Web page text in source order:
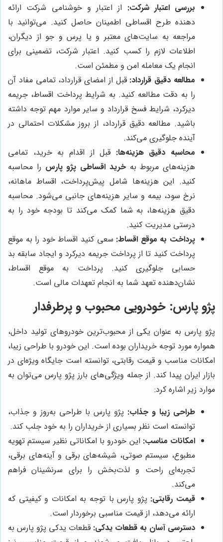
بررسی اعتبار شرکت: از اعتبار و خوشنامی شرکت ارائه
دهنده طرح اقساطی اطمینان حاصل کنید. می‌توانید با
مراجعه به سایت‌های معتبر و یا پرس و جو از دیگران،
اطلاعات لازم را کسب کنید. اعتبار شرکت، تضمینی برای
انجام یک معامله امن و مطمئن است.
مطالعه دقیق قرارداد: قبل از امضای قرارداد، تمامی مفاد آن
را به دقت مطالعه کنید. به شرایط پرداخت اقساط، جریمه
دیرکرد، شرایط فسخ قرارداد و سایر موارد مهم توجه داشته
باشید. مطالعه دقیق قرارداد، از بروز مشکلات احتمالی در
آینده جلوگیری می‌کند.
محاسبه دقیق هزینه‌ها: قبل از اقدام به خرید، تمامی
هزینه‌های مربوط بهخرید اقساطی پژو پارس را محاسبه
کنید. این هزینه‌ها شامل پیش‌پرداخت، اقساط ماهانه،
نرخ سود، بیمه و سایر هزینه‌های جانبی می‌شود. محاسبه
دقیق هزینه‌ها، به شما کمک می‌کند تا بودجه خود را به
درستی مدیریت کنید.
پرداخت به موقع اقساط: سعی کنید اقساط خود را به موقع
پرداخت کنید تا از پرداخت جریمه دیرکرد و ایجاد سابقه بد
حسابی جلوگیری کنید. پرداخت به موقع اقساط،
نشان‌دهنده تعهد شما به انجام تعهدات مالی است.
پژو پارس: خودرویی محبوب و پرطرفدار
پژو پارس به عنوان یکی از محبوب‌ترین خودروهای تولید داخل،
همواره مورد توجه خریداران بوده است. این خودرو با طراحی زیبا،
امکانات مناسب و قیمت رقابتی، توانسته است جایگاه ویژه‌ای در
بازار ایران پیدا کند. از جمله ویژگی‌های بارز پژو پارس می‌توان به
موارد زیر اشاره کرد:
طراحی زیبا و جذاب: پژو پارس با طراحی به‌روز و جذاب،
توانسته است نظر بسیاری از خریداران را به خود جلب کند.
امکانات مناسب: این خودرو با امکاناتی نظیر سیستم تهویه
مطبوع، سیستم صوتی، شیشه‌های برقی و آینه‌های برقی،
تجربه‌ای راحت و لذت‌بخش را برای سرنشینان فراهم
می‌کند.
قیمت رقابتی: پژو پارس با توجه به امکانات و کیفیتی که
ارائه می‌دهد، از قیمت مناسبی برخوردار است.
دسترسی آسان به قطعات یدکی: قطعات یدکی پژو پارس به